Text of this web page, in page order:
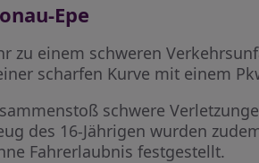
Epe
zu einem schweren
scharfen Kurve mit einem
schwere
des 16-Jährigen wurden
Fahrerlaubnis festgestellt.